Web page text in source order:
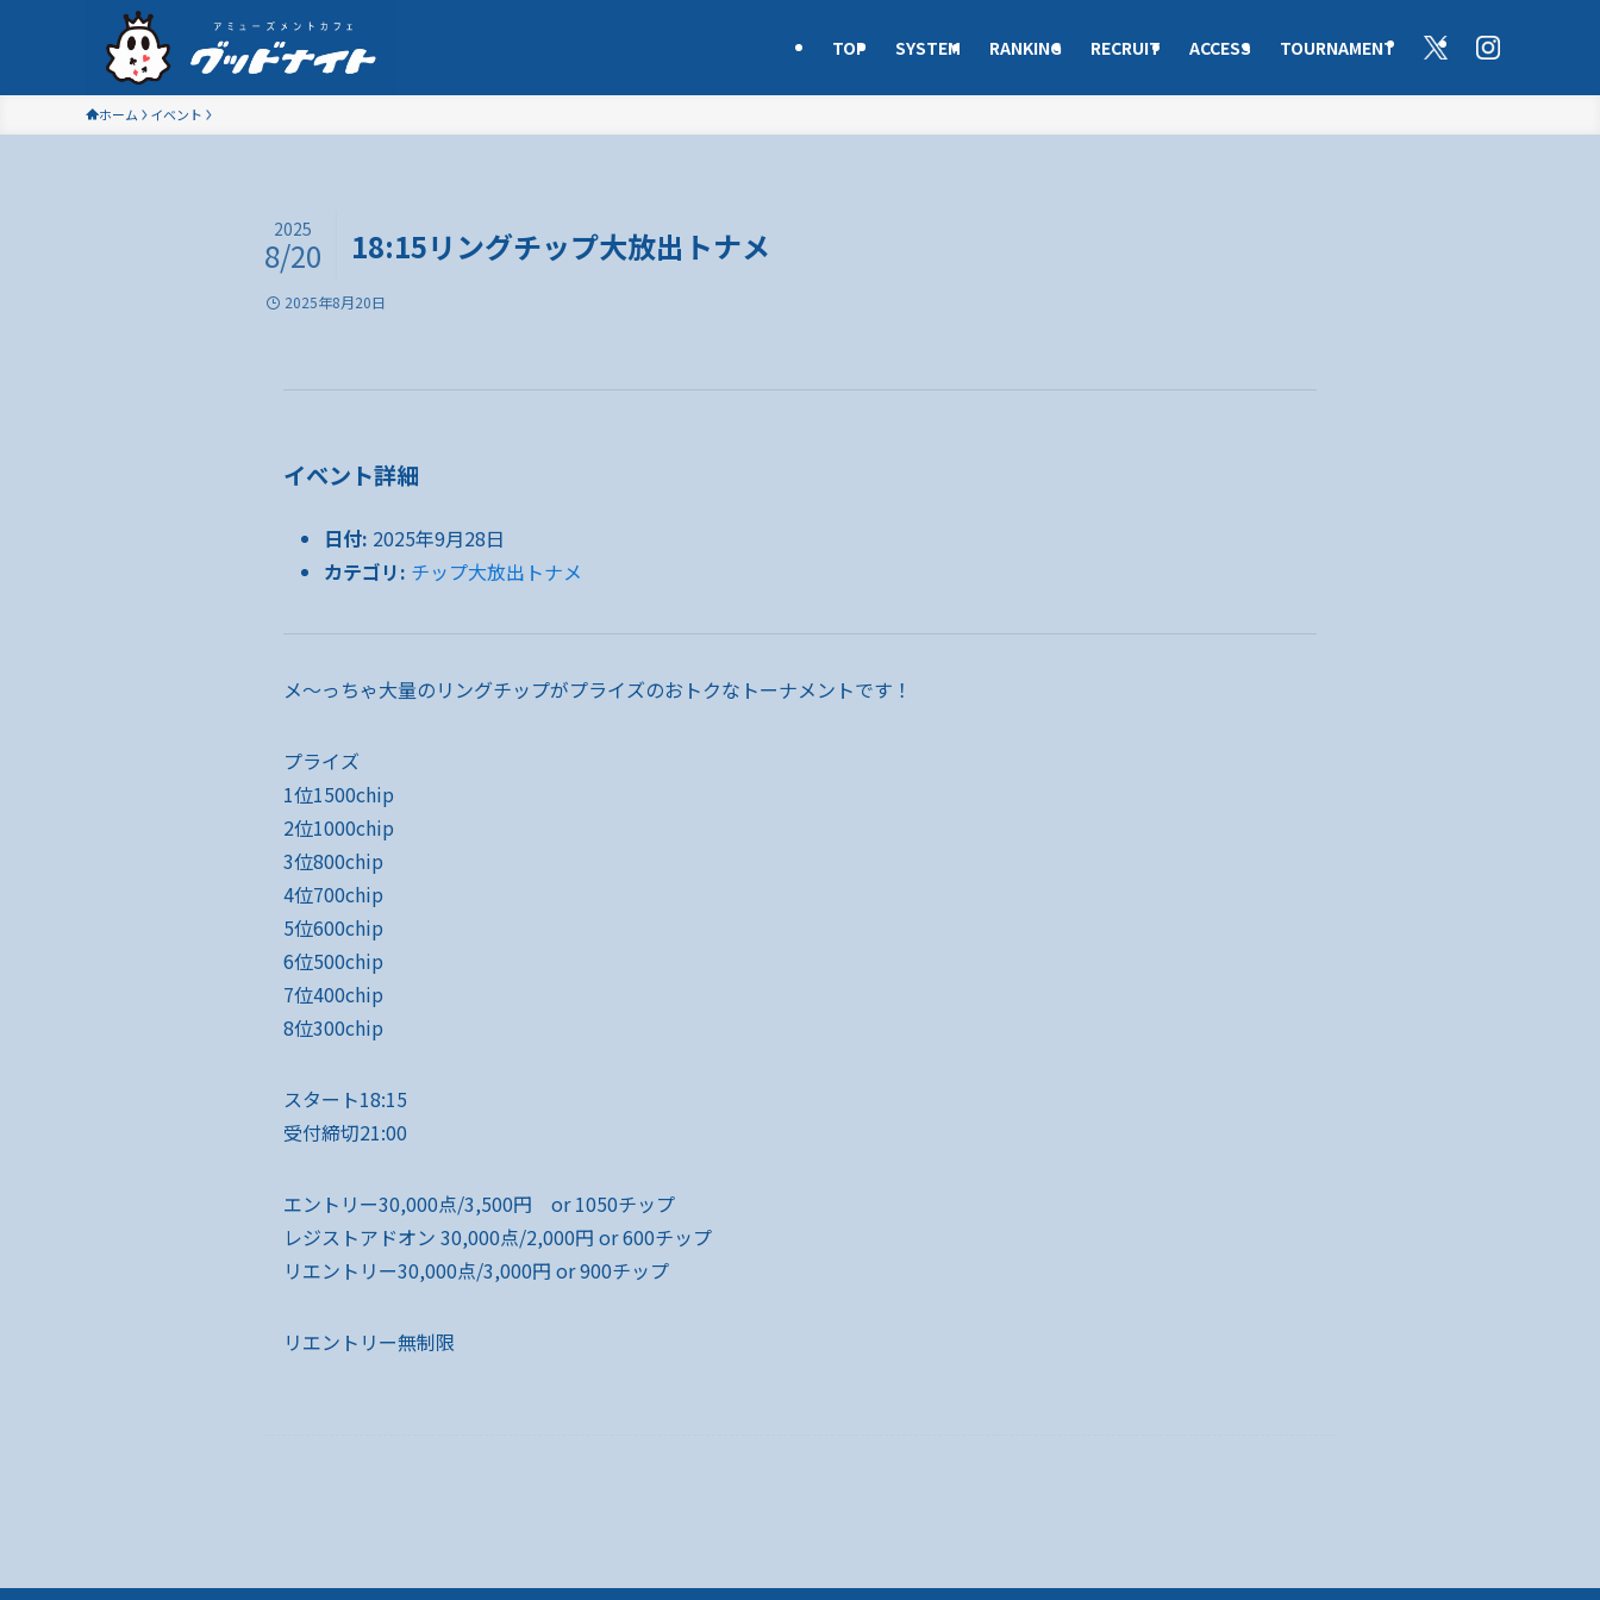
TOP SYSTEM RANKING RECRUIT ACCESS TOURNAMENT
ホーム イベント
18:15リングチップ大放出トナメ
2025
8/20
2025年8月20日
イベント詳細
日付: 2025年9月28日
カテゴリ: チップ大放出トナメ
メ～っちゃ大量のリングチップがプライズのおトクなトーナメントです！
プライズ
1位1500chip
2位1000chip
3位800chip
4位700chip
5位600chip
6位500chip
7位400chip
8位300chip
スタート18:15
受付締切21:00
エントリー30,000点/3,500円 or 1050チップ
レジストアドオン 30,000点/2,000円 or 600チップ
リエントリー30,000点/3,000円 or 900チップ
リエントリー無制限